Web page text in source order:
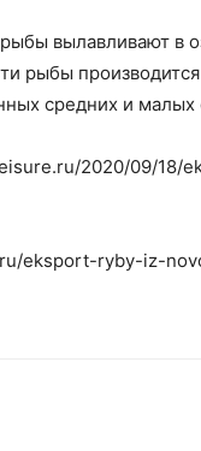
вылавливают в
рыбы
средних и малых
2020/09/
eksport-ryby-iz-